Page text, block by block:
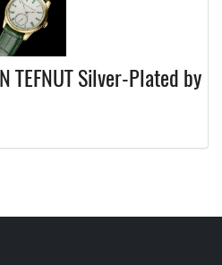
TEFNUT Silver-Plated by